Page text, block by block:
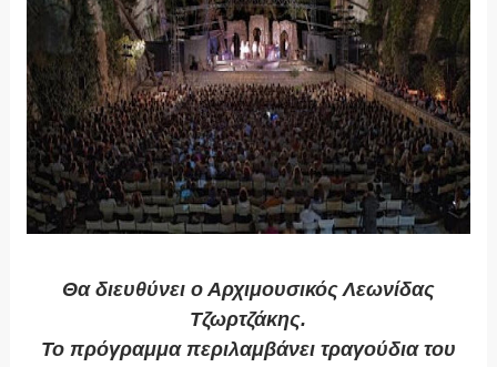
Θα διευθύνει ο Αρχιμουσικός Λεωνίδας
Τζωρτζάκης.
Το πρόγραμμα περιλαμβάνει τραγούδια του